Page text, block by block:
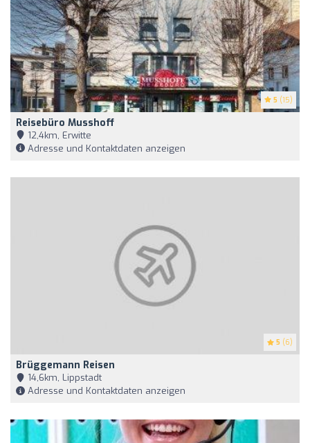
5 (15)
Reisebüro Musshoff
12,4km, Erwitte
Adresse und Kontaktdaten anzeigen
5 (6)
Brüggemann Reisen
14,6km, Lippstadt
Adresse und Kontaktdaten anzeigen